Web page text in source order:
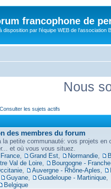
francophone de
disposition par l'équipe WEB de l'association
Nous
Consulter les sujets actifs
des membres du forum
la petite communauté: vos projets en
et où vous vous situez.
, Grand Est, Normandie,
Val de Loire,
Bourgogne -
, Auvergne - Rhône-Aples,
Guyane, Guadeloupe - Martinique,
Belgique